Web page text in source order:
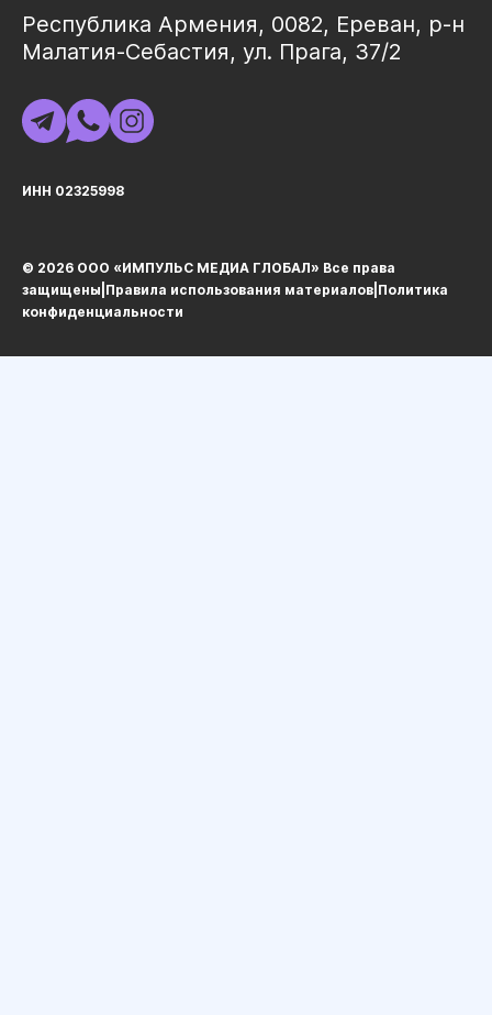
Республика Армения, 0082, Ереван, р-н
Малатия-Себастия, ул. Прага, 37/2
ИНН 02325998
© 2026 ООО «ИМПУЛЬС МЕДИА ГЛОБАЛ» Все права
защищеныㅤ|ㅤ Правила использования материалов Политика
конфиденциальности